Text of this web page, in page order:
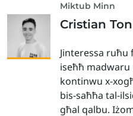
Miktub Minn
Cristian
Jinteressa
iseħħ
kontinwu x-
bis-saħħa tal-
għal qalbu.